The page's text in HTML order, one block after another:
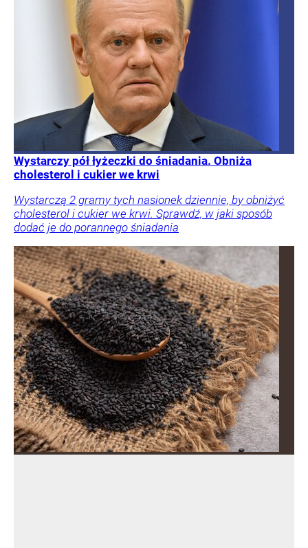
Wystarczy pół łyżeczki do śniadania. Obniża
cholesterol i cukier we krwi
Wystarczą 2 gramy tych nasionek dziennie, by obniżyć
cholesterol i cukier we krwi. Sprawdź, w jaki sposób
dodać je do porannego śniadania